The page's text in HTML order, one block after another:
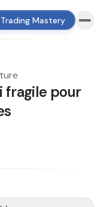
Mastery
fragile pour